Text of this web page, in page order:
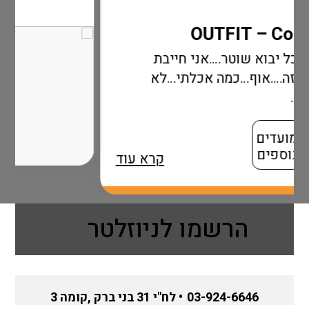
חייבת
קרא עוד
הרשמו לניוזלטר
03-924-6646 • לח"י 31 בני ברק ,קומה 3